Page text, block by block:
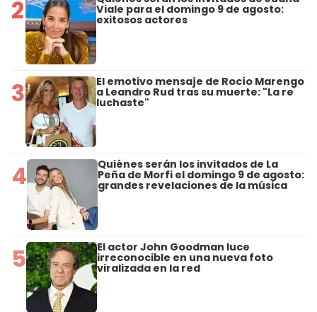
2 Viale para el domingo 9 de agosto:
exitosos actores
3 El emotivo mensaje de Rocío Marengo
a Leandro Rud tras su muerte: "La re
luchaste"
4 Quiénes serán los invitados de La
Peña de Morfi el domingo 9 de agosto:
grandes revelaciones de la música
5 El actor John Goodman luce
irreconocible en una nueva foto
viralizada en la red